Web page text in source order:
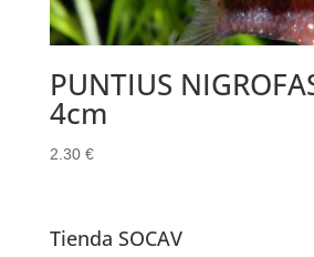
PUNTIUS
4cm
2.30 €
Tienda SOCAV